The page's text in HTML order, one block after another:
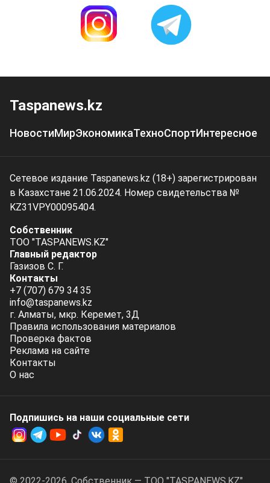
Taspanews.kz
НовостиМирЭкономикаТехноСпортИнтересное
Сетевое издание Taspanews.kz (18+) зарегистрирован
в Казахстане 21.06.2024. Номер свидетельства №
KZ31VPY00095404.
Собственник
ТОО "TASPANEWS.KZ"
Главный редактор
Газизов С. Г.
Контакты
+7 (707) 679 34 35
info@taspanews.kz
г. Алматы, мкр. Керемет, 3Д
Правила использования материалов
Проверка фактов
Реклама на сайте
Контакты
О нас
Подпишись на наши социальные cети